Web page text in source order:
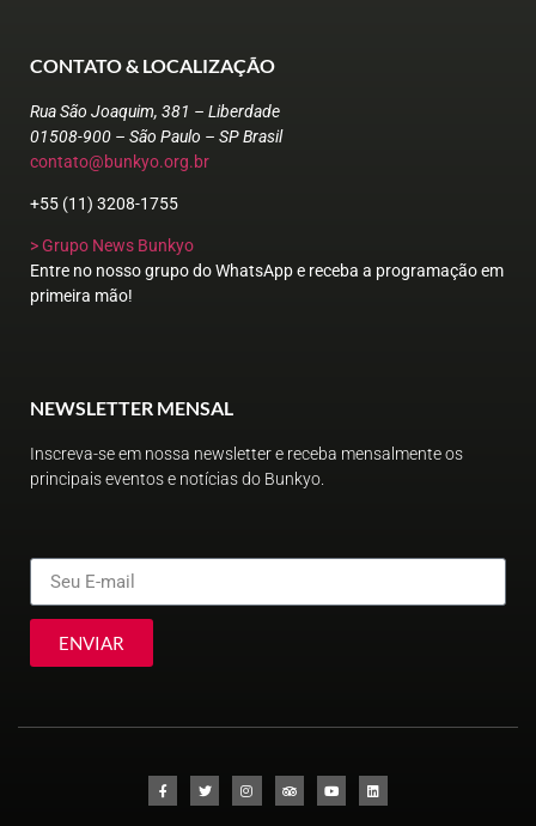
CONTATO & LOCALIZAÇÃO
Rua São Joaquim, 381 – Liberdade
01508-900 – São Paulo – SP Brasil
contato@bunkyo.org.br
+55 (11) 3208-1755
> Grupo News Bunkyo
Entre no nosso grupo do WhatsApp e receba a programação em
primeira mão!
NEWSLETTER MENSAL
Inscreva-se em nossa newsletter e receba mensalmente os
principais eventos e notícias do Bunkyo.
ENVIAR